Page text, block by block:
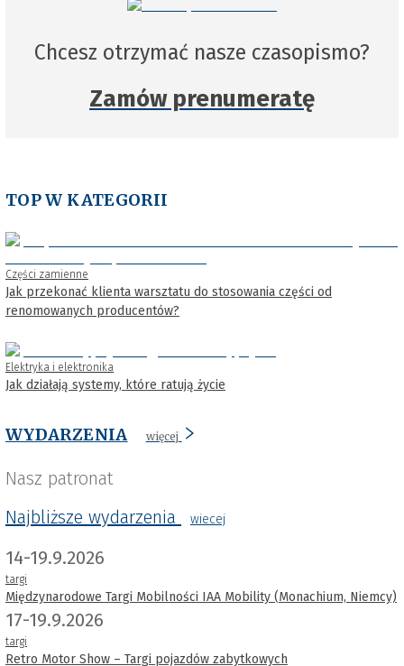
Chcesz otrzymać nasze czasopismo?
Zamów prenumeratę
TOP W KATEGORII
Części zamienne
Jak przekonać klienta warsztatu do stosowania części od
renomowanych producentów?
Elektryka i elektronika
Jak działają systemy, które ratują życie
WYDARZENIA więcej
Nasz patronat
Najbliższe wydarzenia
wiecej
14-19.9.2026
targi
Międzynarodowe Targi Mobilności IAA Mobility (Monachium, Niemcy)
17-19.9.2026
targi
Retro Motor Show – Targi pojazdów zabytkowych